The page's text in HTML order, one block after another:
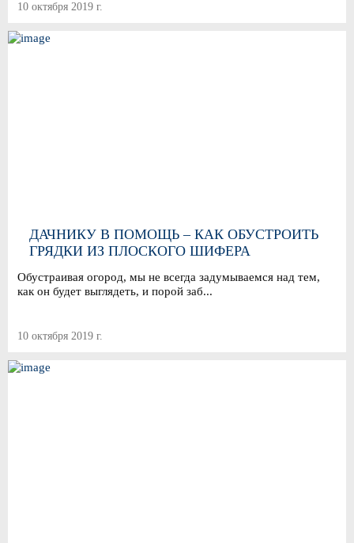
10 октября 2019 г.
ДАЧНИКУ В ПОМОЩЬ – КАК ОБУСТРОИТЬ
ГРЯДКИ ИЗ ПЛОСКОГО ШИФЕРА
Обустраивая огород, мы не всегда задумываемся над тем,
как он будет выглядеть, и порой заб...
10 октября 2019 г.